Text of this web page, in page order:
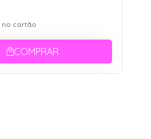
no cartão
COMPRAR